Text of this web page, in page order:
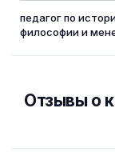
педагог по
философии и
Отзывы о